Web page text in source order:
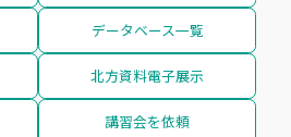
データベース一覧
北方資料電子展示
講習会を依頼